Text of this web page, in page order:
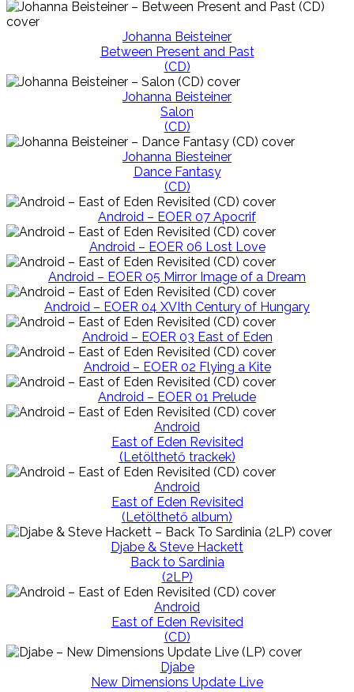
Johanna Beisteiner
Between Present and Past
(CD)
Johanna Beisteiner
Salon
(CD)
Johanna Biesteiner
Dance Fantasy
(CD)
Android – EOER 07 Apocrif
Android – EOER 06 Lost Love
Android – EOER 05 Mirror Image of a Dream
Android – EOER 04 XVIth Century of Hungary
Android – EOER 03 East of Eden
Android – EOER 02 Flying a Kite
Android – EOER 01 Prelude
Android
East of Eden Revisited
(Letölthető trackek)
Android
East of Eden Revisited
(Letölthető album)
Djabe & Steve Hackett
Back to Sardinia
(2LP)
Android
East of Eden Revisited
(CD)
Djabe
New Dimensions Update Live